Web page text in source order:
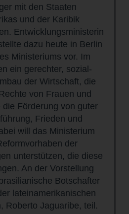
mit den Staaten
und der Karibik
Entwicklungsministerin
dazu heute in Berlin
Ministeriums vor. Im
ein gerechter, sozial-
der Wirtschaft, die
von Frauen und
die Förderung von guter
Frieden und
will das Ministerium
der
unterstützen, die diese
An der Vorstellung
Botschafter
lateinamerikanischen
Roberto Jaguaribe, teil.